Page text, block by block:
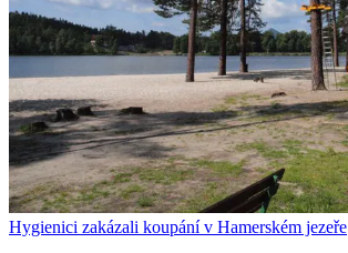
Hygienici zakázali koupání v Hamerském jezeře